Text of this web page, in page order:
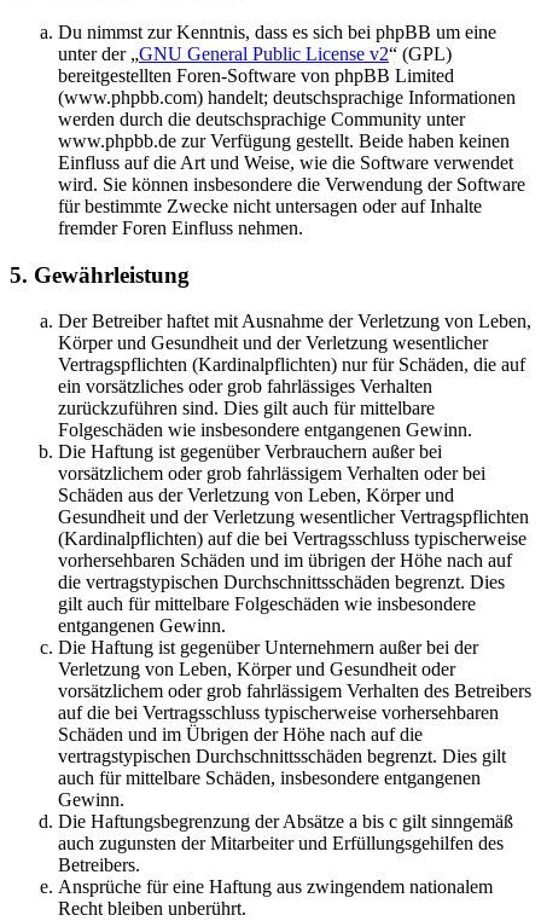
Du nimmst zur Kenntnis, dass es sich bei phpBB um eine
unter der „GNU General Public License v2“ (GPL)
bereitgestellten Foren-Software von phpBB Limited
(www.phpbb.com) handelt; deutschsprachige Informationen
werden durch die deutschsprachige Community unter
www.phpbb.de zur Verfügung gestellt. Beide haben keinen
Einfluss auf die Art und Weise, wie die Software verwendet
wird. Sie können insbesondere die Verwendung der Software
für bestimmte Zwecke nicht untersagen oder auf Inhalte
fremder Foren Einfluss nehmen.
5. Gewährleistung
Der Betreiber haftet mit Ausnahme der Verletzung von Leben,
Körper und Gesundheit und der Verletzung wesentlicher
Vertragspflichten (Kardinalpflichten) nur für Schäden, die auf
ein vorsätzliches oder grob fahrlässiges Verhalten
zurückzuführen sind. Dies gilt auch für mittelbare
Folgeschäden wie insbesondere entgangenen Gewinn.
Die Haftung ist gegenüber Verbrauchern außer bei
vorsätzlichem oder grob fahrlässigem Verhalten oder bei
Schäden aus der Verletzung von Leben, Körper und
Gesundheit und der Verletzung wesentlicher Vertragspflichten
(Kardinalpflichten) auf die bei Vertragsschluss typischerweise
vorhersehbaren Schäden und im übrigen der Höhe nach auf
die vertragstypischen Durchschnittsschäden begrenzt. Dies
gilt auch für mittelbare Folgeschäden wie insbesondere
entgangenen Gewinn.
Die Haftung ist gegenüber Unternehmern außer bei der
Verletzung von Leben, Körper und Gesundheit oder
vorsätzlichem oder grob fahrlässigem Verhalten des Betreibers
auf die bei Vertragsschluss typischerweise vorhersehbaren
Schäden und im Übrigen der Höhe nach auf die
vertragstypischen Durchschnittsschäden begrenzt. Dies gilt
auch für mittelbare Schäden, insbesondere entgangenen
Gewinn.
Die Haftungsbegrenzung der Absätze a bis c gilt sinngemäß
auch zugunsten der Mitarbeiter und Erfüllungsgehilfen des
Betreibers.
Ansprüche für eine Haftung aus zwingendem nationalem
Recht bleiben unberührt.